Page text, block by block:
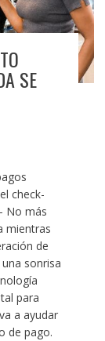
SE
check-
No más
mientras
de
sonrisa
para
a ayudar
de pago.